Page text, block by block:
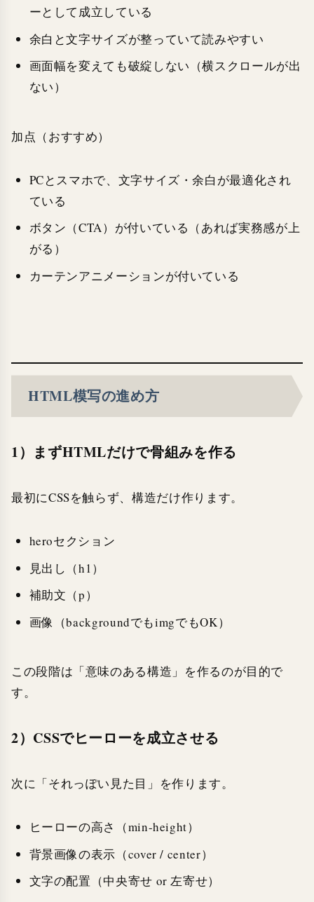
ーとして成立している
余白と文字サイズが整っていて読みやすい
画面幅を変えても破綻しない（横スクロールが出
ない）
加点（おすすめ）
PCとスマホで、文字サイズ・余白が最適化され
ている
ボタン（CTA）が付いている（あれば実務感が上
がる）
カーテンアニメーションが付いている
HTML模写の進め方
1）まずHTMLだけで骨組みを作る
最初にCSSを触らず、構造だけ作ります。
heroセクション
見出し（h1）
補助文（p）
画像（backgroundでもimgでもOK）
この段階は「意味のある構造」を作るのが目的で
す。
2）CSSでヒーローを成立させる
次に「それっぽい見た目」を作ります。
ヒーローの高さ（min-height）
背景画像の表示（cover / center）
文字の配置（中央寄せ or 左寄せ）